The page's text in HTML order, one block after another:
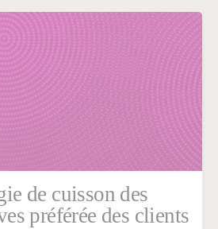
de cuisson des
préférée des clients